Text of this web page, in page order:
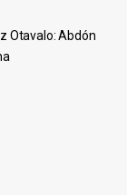
Otavalo: Abdón